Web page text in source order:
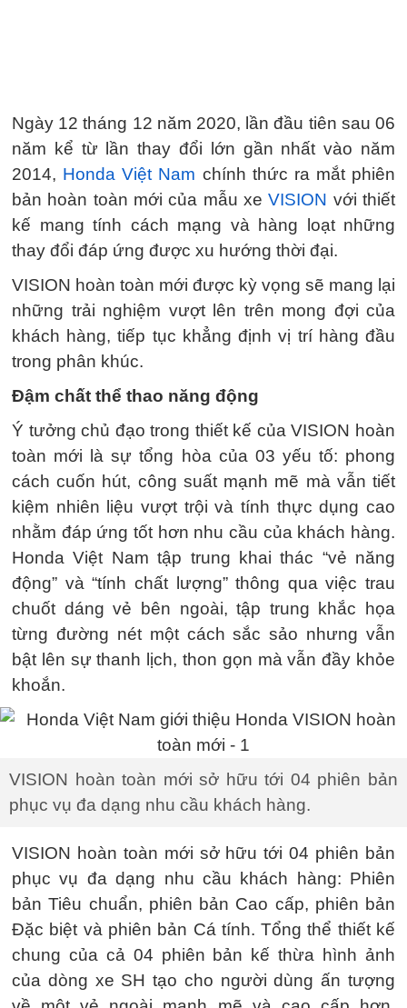
Ngày 12 tháng 12 năm 2020, lần đầu tiên sau 06
năm kể từ lần thay đổi lớn gần nhất vào năm
2014, Honda Việt Nam chính thức ra mắt phiên
bản hoàn toàn mới của mẫu xeVISION với thiết
kế mang tính cách mạng và hàng loạt những
thay đổi đáp ứng được xu hướng thời đại.
VISION hoàn toàn mới được kỳ vọng sẽ mang lại
những trải nghiệm vượt lên trên mong đợi của
khách hàng, tiếp tục khẳng định vị trí hàng đầu
trong phân khúc.
Đậm chất thể thao năng động
Ý tưởng chủ đạo trong thiết kế của VISION hoàn
toàn mới là sự tổng hòa của 03 yếu tố: phong
cách cuốn hút, công suất mạnh mẽ mà vẫn tiết
kiệm nhiên liệu vượt trội và tính thực dụng cao
nhằm đáp ứng tốt hơn nhu cầu của khách hàng.
Honda Việt Nam tập trung khai thác “vẻ năng
động” và “tính chất lượng” thông qua việc trau
chuốt dáng vẻ bên ngoài, tập trung khắc họa
từng đường nét một cách sắc sảo nhưng vẫn
bật lên sự thanh lịch, thon gọn mà vẫn đầy khỏe
khoắn.
VISION hoàn toàn mới sở hữu tới 04 phiên bản
phục vụ đa dạng nhu cầu khách hàng.
VISION hoàn toàn mới sở hữu tới 04 phiên bản
phục vụ đa dạng nhu cầu khách hàng: Phiên
bản Tiêu chuẩn, phiên bản Cao cấp, phiên bản
Đặc biệt và phiên bản Cá tính. Tổng thể thiết kế
chung của cả 04 phiên bản kế thừa hình ảnh
của dòng xe SH tạo cho người dùng ấn tượng